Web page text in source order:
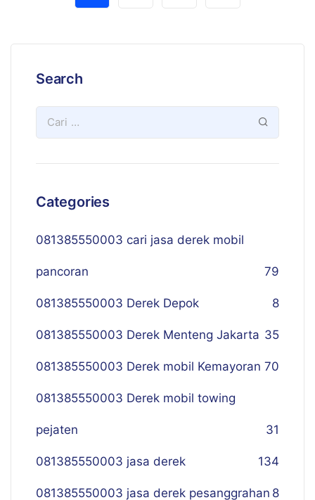
Search
Categories
081385550003 cari jasa derek mobil
pancoran 79
081385550003 Derek Depok 8
081385550003 Derek Menteng Jakarta 35
081385550003 Derek mobil Kemayoran 70
081385550003 Derek mobil towing
pejaten 31
081385550003 jasa derek 134
081385550003 jasa derek pesanggrahan 8